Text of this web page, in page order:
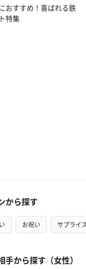
おすすめ！喜ばれる鉄
特集
から探す
お祝い サプライ
から探す（女性）